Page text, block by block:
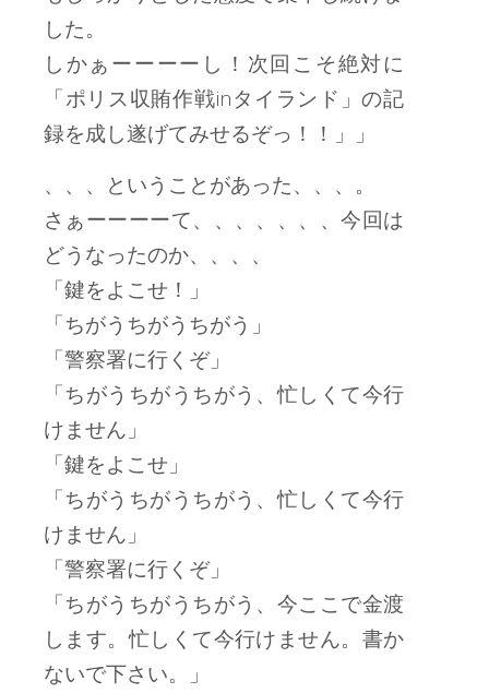
した。
しかぁーーーーし！次回こそ絶対に
「ポリス収賄作戦inタイランド」の記
録を成し遂げてみせるぞっ！！」」
、、、ということがあった、、、。
さぁーーーーて、、、、、、、今回は
どうなったのか、、、、
「鍵をよこせ！」
「ちがうちがうちがう」
「警察署に行くぞ」
「ちがうちがうちがう、忙しくて今行
けません」
「鍵をよこせ」
「ちがうちがうちがう、忙しくて今行
けません」
「警察署に行くぞ」
「ちがうちがうちがう、今ここで金渡
します。忙しくて今行けません。書か
ないで下さい。」